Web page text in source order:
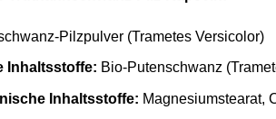
Pilzpulver (Trametes Versicolor)
Inhaltsstoffe: Bio-Putenschwanz
Inhaltsstoffe: Magnesiumstearat,